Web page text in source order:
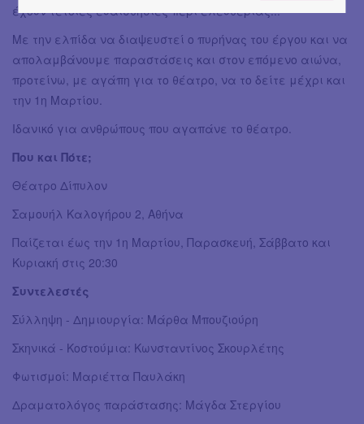
έχουν τέτοιες ευαισθησίες περί ελευθερίας...
Με την ελπίδα να διαψευστεί ο πυρήνας του έργου και να
απολαμβάνουμε παραστάσεις και στον επόμενο αιώνα,
προτείνω, με αγάπη για το θέατρο, να το δείτε μέχρι και
την 1η Μαρτίου.
Ιδανικό για ανθρώπους που αγαπάνε το θέατρο.
Που και Πότε;
Θέατρο Δίπυλον
Σαμουήλ Καλογήρου 2, Αθήνα
Παίζεται έως την 1η Μαρτίου, Παρασκευή, Σάββατο και
Κυριακή στις 20:30
Συντελεστές
Σύλληψη - Δημιουργία: Μάρθα Μπουζιούρη
Σκηνικά - Κοστούμια: Κωνσταντίνος Σκουρλέτης
Φωτισμοί: Μαριέττα Παυλάκη
Δραματολόγος παράστασης: Μάγδα Στεργίου